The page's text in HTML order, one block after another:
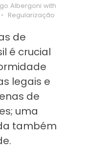
Albergoni with
Regularização
de
é crucial
legais e
de
uma
também